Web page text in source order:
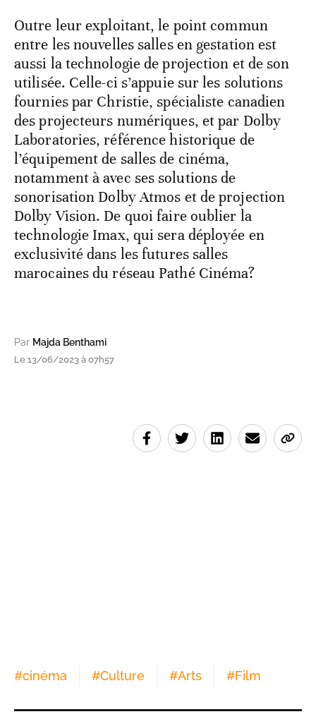
Outre leur exploitant, le point commun
entre les nouvelles salles en gestation est
aussi la technologie de projection et de son
utilisée. Celle-ci s’appuie sur les solutions
fournies par Christie, spécialiste canadien
des projecteurs numériques, et par Dolby
Laboratories, référence historique de
l’équipement de salles de cinéma,
notamment à avec ses solutions de
sonorisation Dolby Atmos et de projection
Dolby Vision. De quoi faire oublier la
technologie Imax, qui sera déployée en
exclusivité dans les futures salles
marocaines du réseau Pathé Cinéma?
Par Majda Benthami
Le 13/06/2023 à 07h57
#cinéma #Culture #Arts #Film